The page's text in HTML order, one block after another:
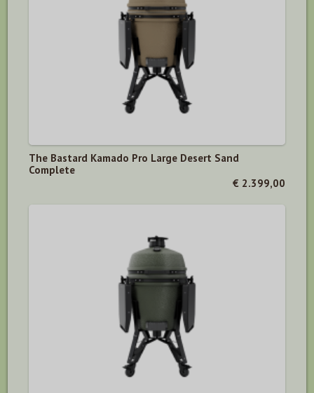
The Bastard Kamado Pro Large Desert Sand
Complete
€ 2.399,00